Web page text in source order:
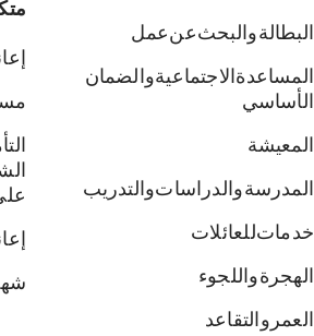
البطالة والبحث عن عمل
المساعدة الاجتماعية والضمان
الأساسي
المعيشة
المدرسة والدراسات والتدريب
خدمات للعائلات
الهجرة واللجوء
العمر والتقاعد